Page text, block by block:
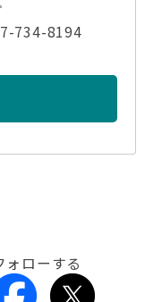
734-8194
ォローする